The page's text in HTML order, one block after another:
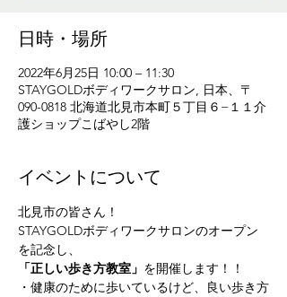
日時・場所
2022年6月25日 10:00 – 11:30
STAYGOLDボディワークサロン, 日本、〒
090-0818 北海道北見市本町５丁目６−１１介
護ショップこばやし2階
イベントについて
北見市の皆さん！
STAYGOLDボディワークサロンのオープン
を記念し、
「正しい歩き方教室」 を開催します！！
・健康のために歩いているけど、良い歩き方